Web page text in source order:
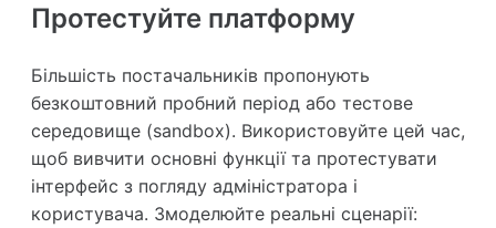
Протестуйте платформу
Більшість постачальників пропонують
безкоштовний пробний період або тестове
середовище (sandbox). Використовуйте цей час,
щоб вивчити основні функції та протестувати
інтерфейс з погляду адміністратора і
користувача. Змоделюйте реальні сценарії: